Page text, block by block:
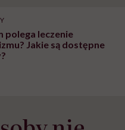
polega leczenie
Jakie są dostępne